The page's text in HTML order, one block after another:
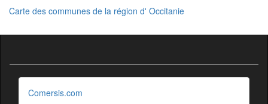
Carte des communes de la région d' Occitanie
Comersis.com